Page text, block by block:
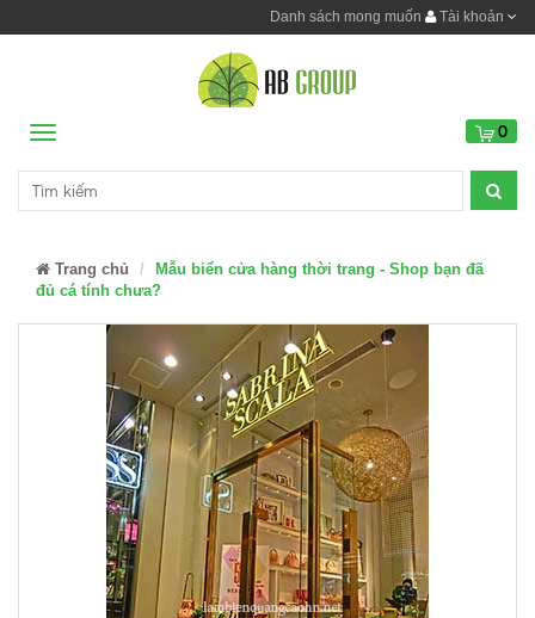
Danh sách mong muốn Tài khoản
Menu 0
Trang chủ
Mẫu biển cửa hàng thời trang - Shop bạn đã
đủ cá tính chưa?